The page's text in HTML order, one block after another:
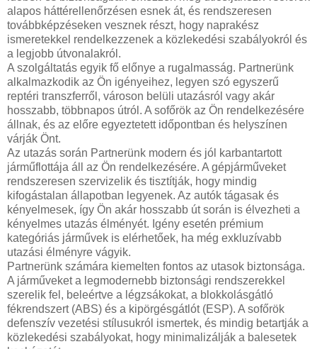
alapos háttérellenőrzésen esnek át, és rendszeresen
továbbképzéseken vesznek részt, hogy naprakész
ismeretekkel rendelkezzenek a közlekedési szabályokról és
a legjobb útvonalakról.
A szolgáltatás egyik fő előnye a rugalmasság. Partnerünk
alkalmazkodik az Ön igényeihez, legyen szó egyszerű
reptéri transzferről, városon belüli utazásról vagy akár
hosszabb, többnapos útról. A sofőrök az Ön rendelkezésére
állnak, és az előre egyeztetett időpontban és helyszínen
várják Önt.
Az utazás során Partnerünk modern és jól karbantartott
járműflottája áll az Ön rendelkezésére. A gépjárműveket
rendszeresen szervizelik és tisztítják, hogy mindig
kifogástalan állapotban legyenek. Az autók tágasak és
kényelmesek, így Ön akár hosszabb út során is élvezheti a
kényelmes utazás élményét. Igény esetén prémium
kategóriás járművek is elérhetőek, ha még exkluzívabb
utazási élményre vágyik.
Partnerünk számára kiemelten fontos az utasok biztonsága.
A járműveket a legmodernebb biztonsági rendszerekkel
szerelik fel, beleértve a légzsákokat, a blokkolásgátló
fékrendszert (ABS) és a kipörgésgátlót (ESP). A sofőrök
defenszív vezetési stílusukról ismertek, és mindig betartják a
közlekedési szabályokat, hogy minimalizálják a balesetek